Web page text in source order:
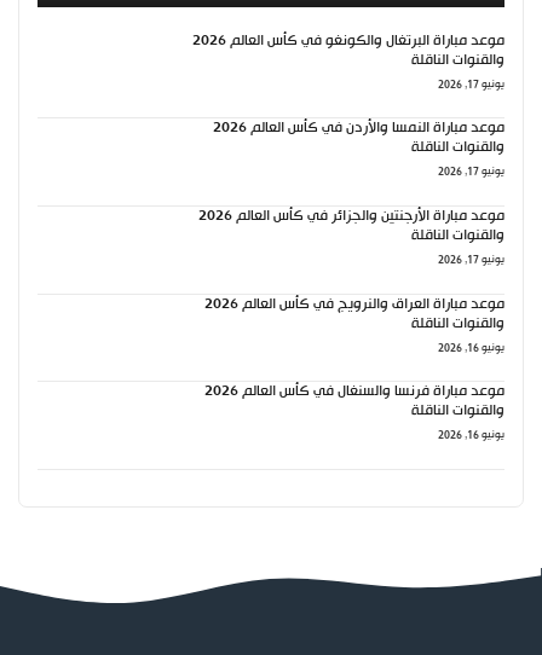
موعد مباراة البرتغال والكونغو في كأس العالم 2026
والقنوات الناقلة
يونيو 17, 2026
موعد مباراة النمسا والأردن في كأس العالم 2026
والقنوات الناقلة
يونيو 17, 2026
موعد مباراة الأرجنتين والجزائر في كأس العالم 2026
والقنوات الناقلة
يونيو 17, 2026
موعد مباراة العراق والنرويج في كأس العالم 2026
والقنوات الناقلة
يونيو 16, 2026
موعد مباراة فرنسا والسنغال في كأس العالم 2026
والقنوات الناقلة
يونيو 16, 2026